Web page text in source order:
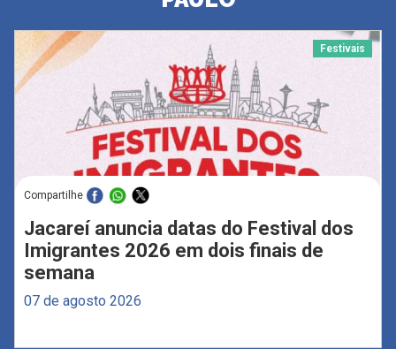
Festivais
Compartilhe
Jacareí anuncia datas do Festival dos
Imigrantes 2026 em dois finais de
semana
07 de agosto 2026